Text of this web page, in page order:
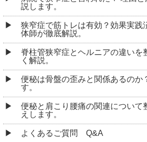
説します。
狭窄症で筋トレは有効？効果実践
体師が徹底解説。
脊柱管狭窄症とヘルニアの違いを
く解説。
便秘は骨盤の歪みと関係あるのか
す。
便秘と肩こり腰痛の関連について
えします。
よくあるご質問 Q&A